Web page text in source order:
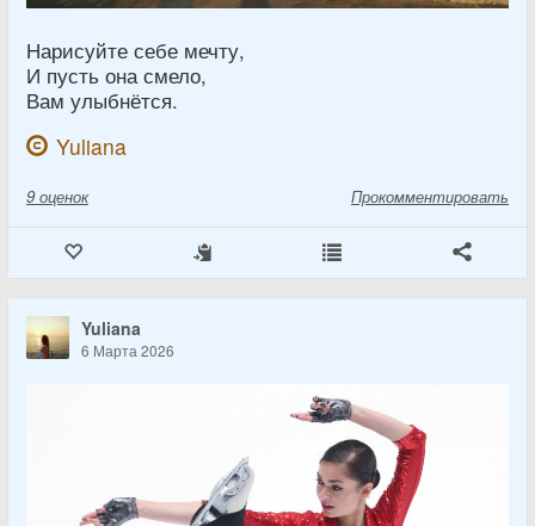
Нарисуйте себе мечту,
И пусть она смело,
Вам улыбнётся.
Yuliana
9 оценок Прокомментировать
Yuliana
6 Марта 2026